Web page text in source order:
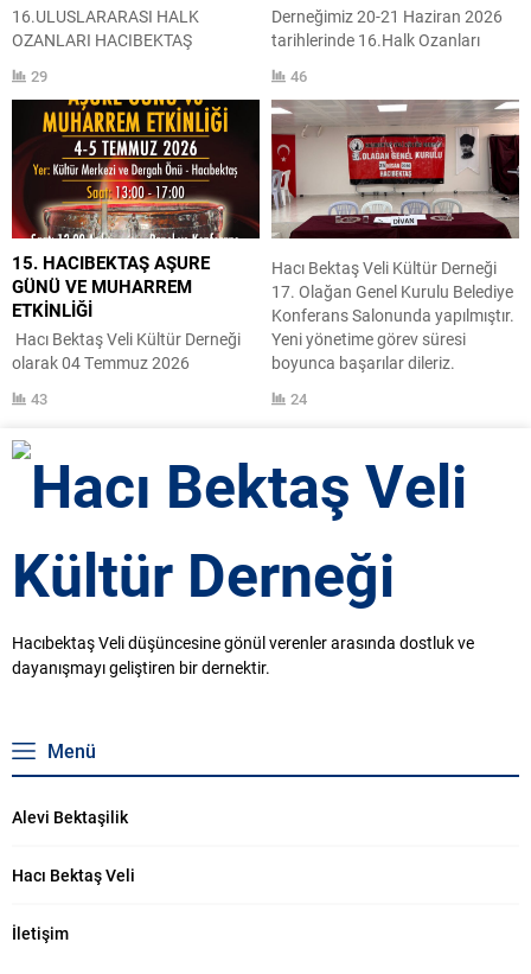
16.ULUSLARARASI HALK
OZANLARI HACIBEKTAŞ
KONU BAŞLIĞIYLA
GERÇEKLEŞTİRDİK 20-21
Haziran 2026 tarihleri arasında
düzenlediğimiz ‘Yunus Emre’
16.Uluslararası Halk Ozanları
Hacıbektaş Buluşması
Etkinliğimizi tamamladık
etkinliğimiz iki bölümden
oluşmuştur. 1.bölüm gündüz
programı 3 oturumluk
sempozyum
2. Bölüm gece programı halk
konseri Gündüz programımız
saat 12.30 da sunucumuz Ceren
29
Derneğimiz 20-21 Haziran 2026
tarihlerinde 16.Halk Ozanları
gerçekleştirecektir. Uluslararası
düzeyde organize ettiğimiz bu
etkinlik Balkanlardan Orta
Asya’ya kadar olan coğrafyada
Halk Ozanlığı (Aşıklık) geleneğinin
işleneceği bir etkinlik olacaktır ve
sempozyum ana temesı ‘YUNUS
oturumlu sempozyum ve gece
programı düzenlenmiştir.
Sempozyuma Hindistan,
Azerbaycan, Özbekistan,...
46
15. HACIBEKTAŞ AŞURE
GÜNÜ VE MUHARREM
ETKİNLİĞİ
Hacı Bektaş Veli Kültür Derneği
olarak 04 Temmuz 2026
Bektaş Veli Kültür Merkezinde
15.00’da Hacı Bektaş Veli Dergahı
Önünde Aşure dağıtımı
gerçekleştirilecektir. 15.
Muharrem Etkinliği Programımıza
Tüm Canları Bekleriz. Hacı Bektaş
Veli Kültür Derneği Yönetim
43
Hacı Bektaş Veli Kültür Derneği
17. Olağan Genel Kurulu Belediye
Konferans Salonunda yapılmıştır.
Yeni yönetime görev süresi
boyunca başarılar dileriz.
ALİ KAİM CHP HACIBEKTAŞ İLÇE
BEKTAŞ VELİ KÜLTÜR DERNEĞİ
BAŞKANI MUSTAFA ÖZCİVAN
HACI BEKTAŞ VELİ KÜLTÜR
24
Hacıbektaş Veli düşüncesine gönül verenler arasında dostluk ve
dayanışmayı geliştiren bir dernektir.
Menü
Alevi Bektaşilik
Hacı Bektaş Veli
İletişim